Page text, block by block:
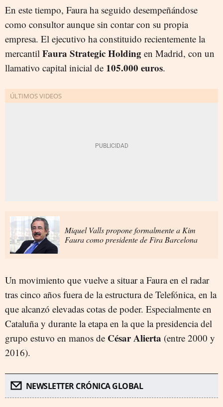
En este tiempo, Faura ha seguido desempeñándose
como consultor aunque sin contar con su propia
empresa. El ejecutivo ha constituido recientemente la
mercantil Faura Strategic Holding en Madrid, con un
llamativo capital inicial de 105.000 euros.
Miquel Valls propone formalmente a Kim
Faura como presidente de Fira Barcelona
Un movimiento que vuelve a situar a Faura en el radar
tras cinco años fuera de la estructura de Telefónica, en la
que alcanzó elevadas cotas de poder. Especialmente en
Cataluña y durante la etapa en la que la presidencia del
grupo estuvo en manos de César Alierta (entre 2000 y
2016).
NEWSLETTER CRÓNICA GLOBAL